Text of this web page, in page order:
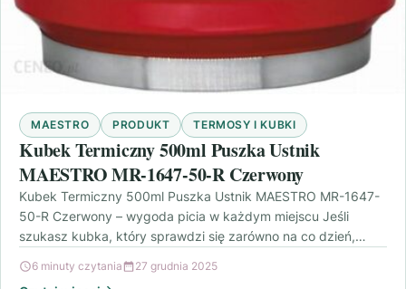
MAESTRO PRODUKT TERMOSY I KUBKI
Kubek Termiczny 500ml Puszka Ustnik
MAESTRO MR-1647-50-R Czerwony
Kubek Termiczny 500ml Puszka Ustnik MAESTRO MR-1647-
50-R Czerwony – wygoda picia w każdym miejscu Jeśli
szukasz kubka, który sprawdzi się zarówno na co dzień,…
6 minuty czytania 27 grudnia 2025